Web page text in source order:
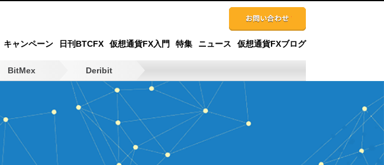
キャンペーン 日刊BTCFX 仮想通貨FX入門 特集 ニュース 仮想通貨FXブログ
BitMex Deribit